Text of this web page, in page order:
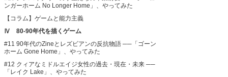
ンガーホーム No Longer Home」、やってみた
【コラム】ゲームと能力主義
Ⅳ 80-90年代を描くゲーム
#11 90年代のZineとレズビアンの反抗物語 ──「ゴーン
ホーム Gone Home」、やってみた
#12 クィアなミドルエイジ女性の過去・現在・未来 ──
「レイク Lake」、やってみた